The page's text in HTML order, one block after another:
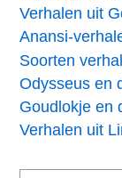
Verhalen uit
Anansi-
Soorten
Odysseus en
Goudlokje en
Verhalen uit